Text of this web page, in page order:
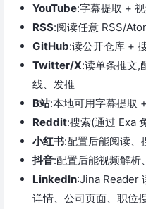
YouTube:字幕提取 +
RSS:阅读任意 RSS/
GitHub:读公开仓库 +
Twitter/X:读单条推文,
线、发推
B站:本地可用字幕提取
Reddit:搜索(通过 Exa
小红书:配置后能阅读、
抖音:配置后能视频解析
LinkedIn:Jina Reader
详情、公司页面、职位